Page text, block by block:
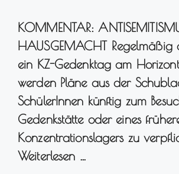
KOMMENTAR:
HAUSGEMACHT Regelmäßig
ein KZ-Gedenktag am
werden Pläne aus der
SchülerInnen künftig zum
Gedenkstätte oder eines
Konzentrationslagers zu
Weiterlesen …